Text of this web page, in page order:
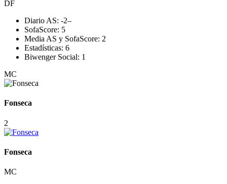
DF
Diario AS: -2–
SofaScore: 5
Media AS y SofaScore: 2
Estadísticas: 6
Biwenger Social: 1
MC
Fonseca
2
Fonseca
MC